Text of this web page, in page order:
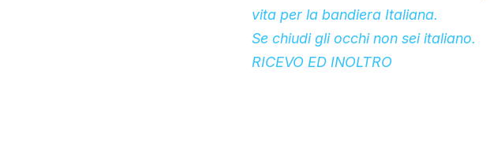
vita per la bandiera Italiana.
Se chiudi gli occhi non sei italiano.
RICEVO ED INOLTRO